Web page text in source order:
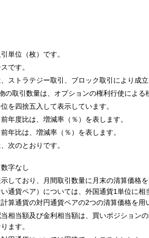
単位（枚）です。
です。
ストラテジー取引、ブロック取引により成立
の取引数量は、オプションの権利行使による
を四捨五入して表示しています。
年度比は、増減率（％）を表します。
年比は、増減率（％）を表します。
次のとおりです。
字なし
しており、月間取引数量に月末の清算価格
通貨ペア）については、外国通貨1単位に
算通貨の対円通貨ペアの2つの清算価格を用
相当額及び金利相当額は、買いポジション
ます。